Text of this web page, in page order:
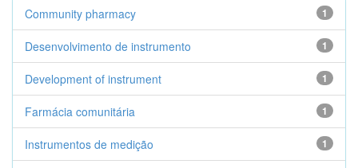
1
Community pharmacy
1
Desenvolvimento de instrumento
1
Development of instrument
1
Farmácia comunitária
1
Instrumentos de medição